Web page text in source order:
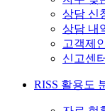
상담 신
상담 내
고객제
신고센터
RISS 활용도